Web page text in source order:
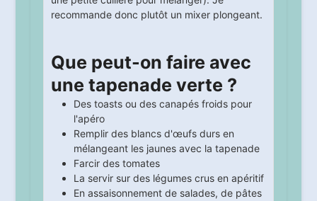
recommande donc plutôt un mixer plongeant.
Que peut-on faire avec
une tapenade verte ?
Des toasts ou des canapés froids pour
l'apéro
Remplir des blancs d'œufs durs en
mélangeant les jaunes avec la tapenade
Farcir des tomates
La servir sur des légumes crus en apéritif
En assaisonnement de salades, de pâtes